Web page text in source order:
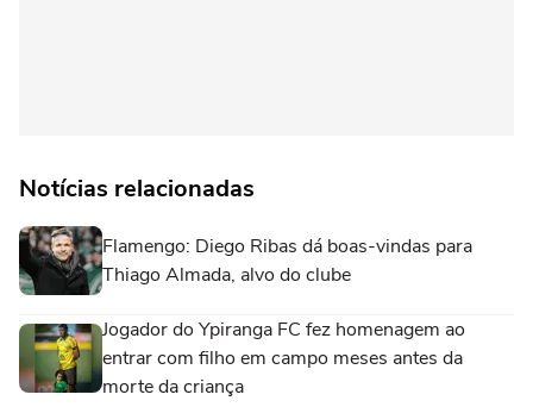
Notícias relacionadas
Flamengo: Diego Ribas dá boas-vindas para
Thiago Almada, alvo do clube
Jogador do Ypiranga FC fez homenagem ao
entrar com filho em campo meses antes da
morte da criança